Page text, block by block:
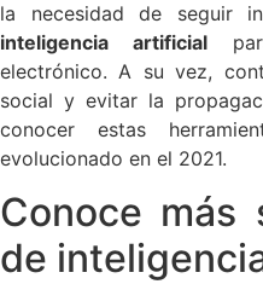
la necesidad de seguir
inteligencia artificial
electrónico. A su vez,
social y evitar la
conocer estas
evolucionado en el 2021.
Conoce más
de